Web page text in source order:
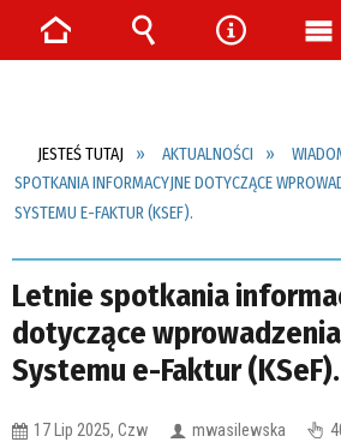
JESTEŚ TUTAJ AKTUALNOŚCI
SPOTKANIA INFORMACYJNE DOTYCZĄCE
SYSTEMU E-FAKTUR (KSEF).
Letnie spotkania
dotyczące
Systemu e-Faktur (KSeF).
17 Lip 2025, Czw mwasilewska
Strona Wyszukiwarka
Narzędzia